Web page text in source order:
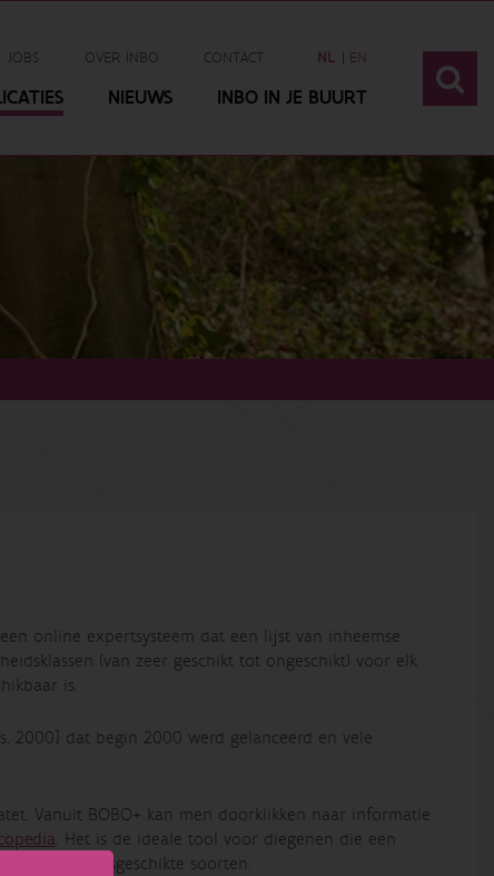
JOBS OVER INBO CONTACT NL EN
NIEUWS INBO IN JE BUURT
online expertsysteem dat een lijst van inheemse
(van zeer geschikt tot ongeschikt) voor elk
is.
2000] dat begin 2000 werd gelanceerd en vele
. Vanuit BOBO+ kan men doorklikken naar informatie
. Het is de ideale tool voor diegenen die een
standplaatsgeschikte soorten.